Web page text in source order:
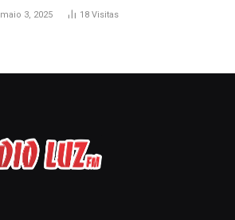
onde assistir
maio 3, 2025 18 Visitas